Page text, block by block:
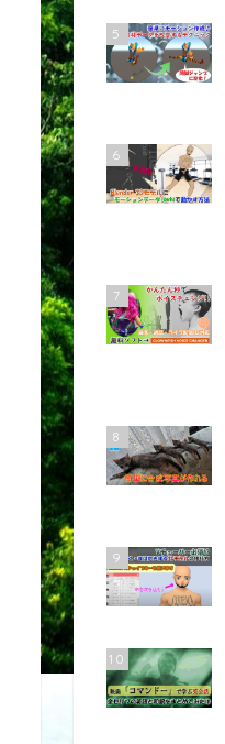
5
6
7
8
9
10